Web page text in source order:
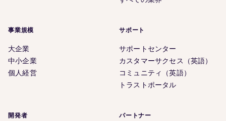
事業規模
大企業
中小企業
個人経営
サポート
サポートセンター
カスタマーサクセス（英語）
コミュニティ（英語）
トラストポータル
開発者 パートナー